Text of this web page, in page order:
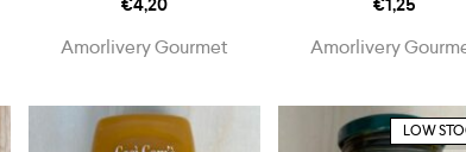
Amorlivery Gourmet
Amorlivery
LOW